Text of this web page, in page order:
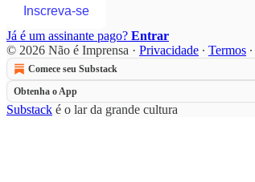
Inscreva-se
Já é um assinante pago? Entrar
© 2026 Não é Imprensa · Privacidade ∙ Termos ∙
Comece seu Substack
Obtenha o App
Substack é o lar da grande cultura